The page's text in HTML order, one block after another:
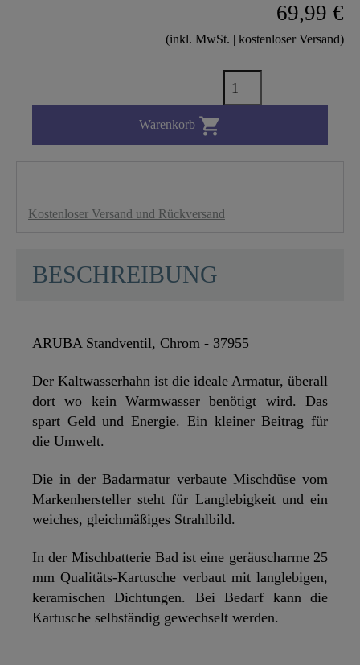
69,99 €
(inkl. MwSt. | kostenloser Versand)
Warenkorb 
Kostenloser Versand und Rückversand
BESCHREIBUNG
ARUBA Standventil, Chrom - 37955
Der Kaltwasserhahn ist die ideale Armatur, überall
dort wo kein Warmwasser benötigt wird. Das
spart Geld und Energie. Ein kleiner Beitrag für
die Umwelt.
Die in der Badarmatur verbaute Mischdüse vom
Markenhersteller steht für Langlebigkeit und ein
weiches, gleichmäßiges Strahlbild.
In der Mischbatterie Bad ist eine geräuscharme 25
mm Qualitäts-Kartusche verbaut mit langlebigen,
keramischen Dichtungen. Bei Bedarf kann die
Kartusche selbständig gewechselt werden.